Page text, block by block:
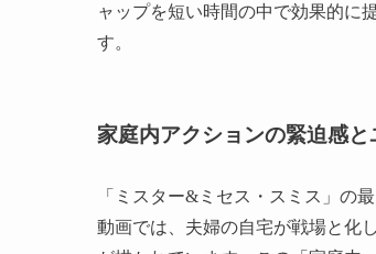
ャップを短い時間の中で効果的に
す。
家庭内アクションの緊迫感と
「ミスター&ミセス・スミス」の
動画では、夫婦の自宅が戦場と化